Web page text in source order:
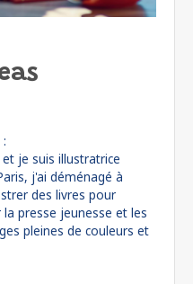
:
et je suis illustratrice
j'ai déménagé à
des livres pour
presse jeunesse et les
pleines de couleurs et